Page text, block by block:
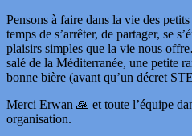
Pensons à faire dans la vie des
temps de s’arrêter, de partager, se
plaisirs simples que la vie nous
salé de la Méditerranée, une petite
bonne bière (avant qu’un décret
Merci Erwan 🙏 et toute l’équipe
organisation.